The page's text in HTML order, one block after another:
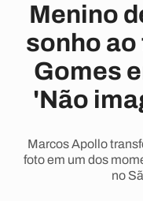
Menino
sonho
Gomes
'Não
Marcos Apollo
foto em um dos
no